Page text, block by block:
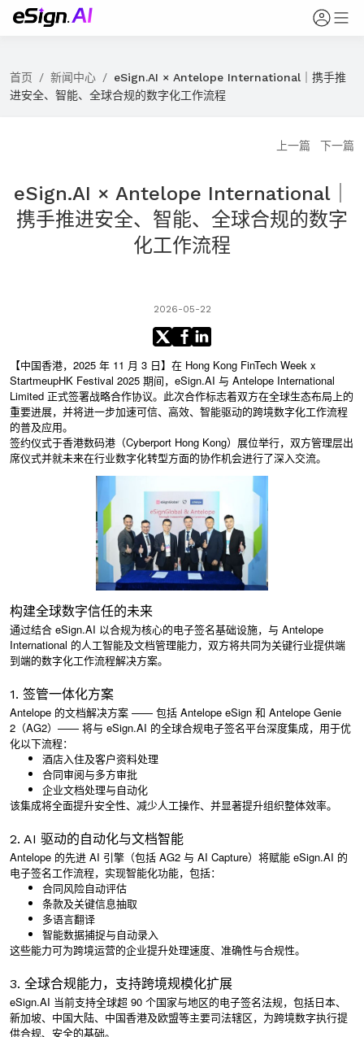
首页 / 新闻中心 / eSign.AI × Antelope International｜携手推
进安全、智能、全球合规的数字化工作流程
上一篇 下一篇
eSign.AI × Antelope International｜
携手推进安全、智能、全球合规的数字
化工作流程
2026-05-22
【中国香港，2025 年 11 月 3 日】在 Hong Kong FinTech Week x
StartmeupHK Festival 2025 期间，eSign.AI 与 Antelope International
Limited 正式签署战略合作协议。此次合作标志着双方在全球生态布局上的
重要进展，并将进一步加速可信、高效、智能驱动的跨境数字化工作流程
的普及应用。
签约仪式于香港数码港（Cyberport Hong Kong）展位举行，双方管理层出
席仪式并就未来在行业数字化转型方面的协作机会进行了深入交流。
构建全球数字信任的未来
通过结合 eSign.AI 以合规为核心的电子签名基础设施，与 Antelope
International 的人工智能及文档管理能力，双方将共同为关键行业提供端
到端的数字化工作流程解决方案。
1. 签管一体化方案
Antelope 的文档解决方案 —— 包括 Antelope eSign 和 Antelope Genie
2（AG2）—— 将与 eSign.AI 的全球合规电子签名平台深度集成，用于优
化以下流程：
酒店入住及客户资料处理
合同审阅与多方审批
企业文档处理与自动化
该集成将全面提升安全性、减少人工操作、并显著提升组织整体效率。
2. AI 驱动的自动化与文档智能
Antelope 的先进 AI 引擎（包括 AG2 与 AI Capture）将赋能 eSign.AI 的
电子签名工作流程，实现智能化功能，包括：
合同风险自动评估
条款及关键信息抽取
多语言翻译
智能数据捕捉与自动录入
这些能力可为跨境运营的企业提升处理速度、准确性与合规性。
3. 全球合规能力，支持跨境规模化扩展
eSign.AI 当前支持全球超 90 个国家与地区的电子签名法规，包括日本、
新加坡、中国大陆、中国香港及欧盟等主要司法辖区，为跨境数字执行提
供合规、安全的基础。